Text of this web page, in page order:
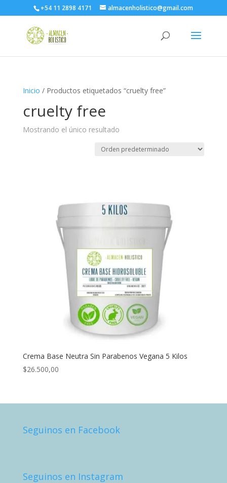
+54 11 2898 4171 almacenholistico@gmail.com
Inicio / Productos etiquetados “cruelty free”
cruelty free
Mostrando el único resultado
Crema Base Neutra Sin Parabenos Vegana 5 Kilos
$26.500,00
Seguinos en Facebook
Seguinos en Instagram